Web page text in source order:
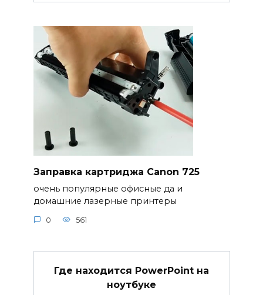
Заправка картриджа Canon 725
очень популярные офисные да и
домашние лазерные принтеры
0 561
Где находится PowerPoint на
ноутбуке